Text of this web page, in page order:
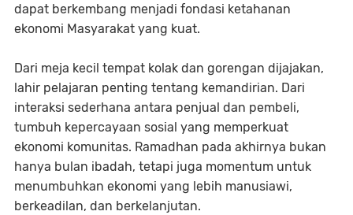
dapat berkembang menjadi fondasi ketahanan
ekonomi Masyarakat yang kuat.
Dari meja kecil tempat kolak dan gorengan dijajakan,
lahir pelajaran penting tentang kemandirian. Dari
interaksi sederhana antara penjual dan pembeli,
tumbuh kepercayaan sosial yang memperkuat
ekonomi komunitas. Ramadhan pada akhirnya bukan
hanya bulan ibadah, tetapi juga momentum untuk
menumbuhkan ekonomi yang lebih manusiawi,
berkeadilan, dan berkelanjutan.